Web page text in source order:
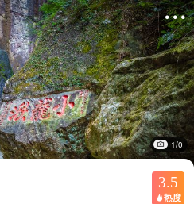

1/0
3.5
 热度